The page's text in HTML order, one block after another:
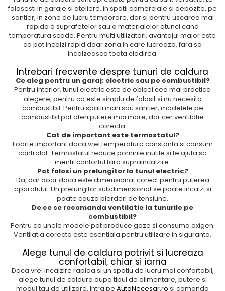
folosesti in garaje si ateliere, in spatii comerciale si depozite, pe
santier, in zone de lucru temporare, dar si pentru uscarea mai
rapida a suprafetelor sau a materialelor atunci cand
temperatura scade. Pentru multi utilizatori, avantajul major este
ca pot incalzi rapid doar zona in care lucreaza, fara sa
incalzeasca toata cladirea.
Intrebari frecvente despre tunuri de caldura
Ce aleg pentru un garaj: electric sau pe combustibil?
Pentru interior, tunul electric este de obicei cea mai practica
alegere, pentru ca este simplu de folosit si nu necesita
combustibil. Pentru spatii mari sau santier, modelele pe
combustibil pot oferi putere mai mare, dar cer ventilatie
corecta.
Cat de important este termostatul?
Foarte important daca vrei temperatura constanta si consum
controlat. Termostatul reduce pornirile inutile si te ajuta sa
mentii confortul fara supraincalzire.
Pot folosi un prelungitor la tunul electric?
Da, dar doar daca este dimensionat corect pentru puterea
aparatului. Un prelungitor subdimensionat se poate incalzi si
poate cauza pierderi de tensiune.
De ce se recomanda ventilatie la tunurile pe
combustibil?
Pentru ca unele modele pot produce gaze si consuma oxigen.
Ventilatia corecta este esentiala pentru utilizare in siguranta.
Alege tunul de caldura potrivit si lucreaza
confortabil, chiar si iarna
Daca vrei incalzire rapida si un spatiu de lucru mai confortabil,
alege tunul de caldura dupa tipul de alimentare, putere si
modul tau de utilizare. Intra pe AutoNecesar.ro si comanda